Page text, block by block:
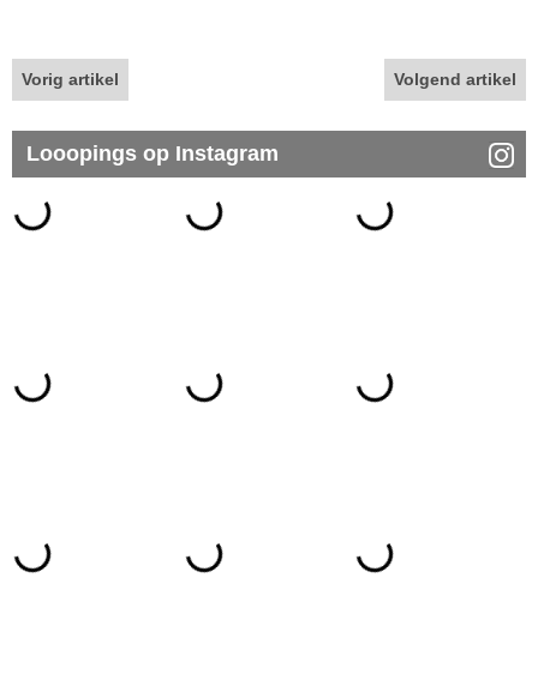
Vorig artikel Volgend artikel
Looopings op Instagram